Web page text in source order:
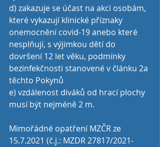
d) zakazuje se účast na akci osobám,
které vykazují klinické příznaky
onemocnění covid-19 anebo které
nesplňují, s výjimkou dětí do
dovršení 12 let věku, podmínky
bezinfekčnosti stanovené v článku 2a
těchto Pokynů
e) vzdálenost diváků od hrací plochy
musí být nejméně 2 m.
Mimořádné opatření MZČR ze
15.7.2021 (č.j.: MZDR 27817/2021-